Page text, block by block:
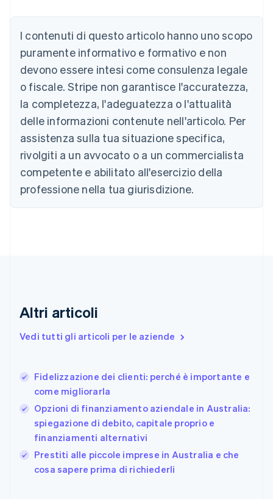
I contenuti di questo articolo hanno uno scopo
puramente informativo e formativo e non
devono essere intesi come consulenza legale
o fiscale. Stripe non garantisce l'accuratezza,
la completezza, l'adeguatezza o l'attualità
delle informazioni contenute nell'articolo. Per
assistenza sulla tua situazione specifica,
rivolgiti a un avvocato o a un commercialista
competente e abilitato all'esercizio della
professione nella tua giurisdizione.
Altri articoli
Vedi tutti gli articoli per le aziende
Fidelizzazione dei clienti: perché è importante e
come migliorarla
Opzioni di finanziamento aziendale in Australia:
spiegazione di debito, capitale proprio e
finanziamenti alternativi
Prestiti alle piccole imprese in Australia e che
cosa sapere prima di richiederli
English
DeutschEnglish
Belgio
Nederlands Français English
Brasile
PortuguêsEnglish
Bulgaria
Canada
EnglishFrançais
Cina continentale
简体中文English
Cipro
Finlandia
Francia
DeutschEnglish
Giappone
日本語 English
Gibilterra
English
Grecia
English
India